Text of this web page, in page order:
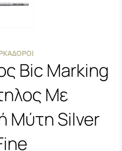
Bic Marking
Με
Μύτη Silver